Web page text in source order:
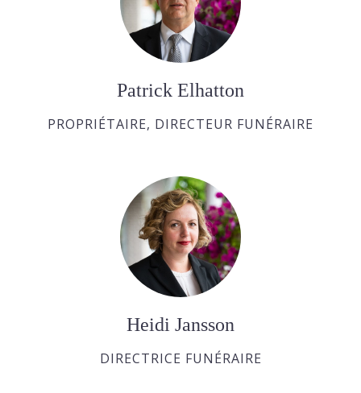
Patrick Elhatton
PROPRIÉTAIRE, DIRECTEUR FUNÉRAIRE
Heidi Jansson
DIRECTRICE FUNÉRAIRE